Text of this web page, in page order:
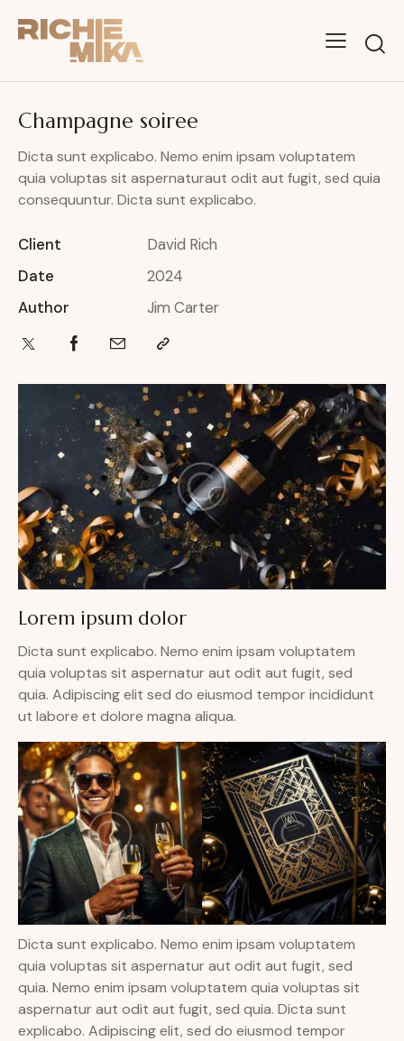
Champagne soiree
Dicta sunt explicabo. Nemo enim ipsam voluptatem
quia voluptas sit aspernaturaut odit aut fugit, sed quia
consequuntur. Dicta sunt explicabo.
Client
David Rich
Date
2024
Author
Jim Carter
Lorem ipsum dolor
Dicta sunt explicabo. Nemo enim ipsam voluptatem
quia voluptas sit aspernatur aut odit aut fugit, sed
quia. Adipiscing elit sed do eiusmod tempor incididunt
ut labore et dolore magna aliqua.
Dicta sunt explicabo. Nemo enim ipsam voluptatem
quia voluptas sit aspernatur aut odit aut fugit, sed
quia. Nemo enim ipsam voluptatem quia voluptas sit
aspernatur aut odit aut fugit, sed quia. Dicta sunt
explicabo. Adipiscing elit, sed do eiusmod tempor